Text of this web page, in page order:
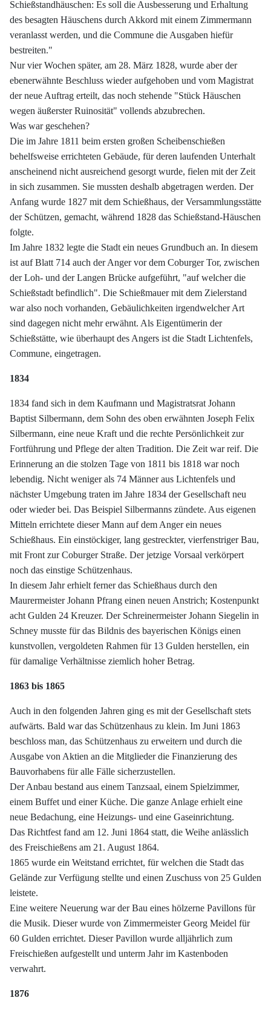
Schießstandhäuschen: Es soll die Ausbesserung und Erhaltung
des besagten Häuschens durch Akkord mit einem Zimmermann
veranlasst werden, und die Commune die Ausgaben hiefür
bestreiten."
Nur vier Wochen später, am 28. März 1828, wurde aber der
ebenerwähnte Beschluss wieder aufgehoben und vom Magistrat
der neue Auftrag erteilt, das noch stehende "Stück Häuschen
wegen äußerster Ruinosität" vollends abzubrechen.
Was war geschehen?
Die im Jahre 1811 beim ersten großen Scheibenschießen
behelfsweise errichteten Gebäude, für deren laufenden Unterhalt
anscheinend nicht ausreichend gesorgt wurde, fielen mit der Zeit
in sich zusammen. Sie mussten deshalb abgetragen werden. Der
Anfang wurde 1827 mit dem Schießhaus, der Versammlungsstätte
der Schützen, gemacht, während 1828 das Schießstand-Häuschen
folgte.
Im Jahre 1832 legte die Stadt ein neues Grundbuch an. In diesem
ist auf Blatt 714 auch der Anger vor dem Coburger Tor, zwischen
der Loh- und der Langen Brücke aufgeführt, "auf welcher die
Schießstadt befindlich". Die Schießmauer mit dem Zielerstand
war also noch vorhanden, Gebäulichkeiten irgendwelcher Art
sind dagegen nicht mehr erwähnt. Als Eigentümerin der
Schießstätte, wie überhaupt des Angers ist die Stadt Lichtenfels,
Commune, eingetragen.
1834
1834 fand sich in dem Kaufmann und Magistratsrat Johann
Baptist Silbermann, dem Sohn des oben erwähnten Joseph Felix
Silbermann, eine neue Kraft und die rechte Persönlichkeit zur
Fortführung und Pflege der alten Tradition. Die Zeit war reif. Die
Erinnerung an die stolzen Tage von 1811 bis 1818 war noch
lebendig. Nicht weniger als 74 Männer aus Lichtenfels und
nächster Umgebung traten im Jahre 1834 der Gesellschaft neu
oder wieder bei. Das Beispiel Silbermanns zündete. Aus eigenen
Mitteln errichtete dieser Mann auf dem Anger ein neues
Schießhaus. Ein einstöckiger, lang gestreckter, vierfenstriger Bau,
mit Front zur Coburger Straße. Der jetzige Vorsaal verkörpert
noch das einstige Schützenhaus.
In diesem Jahr erhielt ferner das Schießhaus durch den
Maurermeister Johann Pfrang einen neuen Anstrich; Kostenpunkt
acht Gulden 24 Kreuzer. Der Schreinermeister Johann Siegelin in
Schney musste für das Bildnis des bayerischen Königs einen
kunstvollen, vergoldeten Rahmen für 13 Gulden herstellen, ein
für damalige Verhältnisse ziemlich hoher Betrag.
1863 bis 1865
Auch in den folgenden Jahren ging es mit der Gesellschaft stets
aufwärts. Bald war das Schützenhaus zu klein. Im Juni 1863
beschloss man, das Schützenhaus zu erweitern und durch die
Ausgabe von Aktien an die Mitglieder die Finanzierung des
Bauvorhabens für alle Fälle sicherzustellen.
Der Anbau bestand aus einem Tanzsaal, einem Spielzimmer,
einem Buffet und einer Küche. Die ganze Anlage erhielt eine
neue Bedachung, eine Heizungs- und eine Gaseinrichtung.
Das Richtfest fand am 12. Juni 1864 statt, die Weihe anlässlich
des Freischießens am 21. August 1864.
1865 wurde ein Weitstand errichtet, für welchen die Stadt das
Gelände zur Verfügung stellte und einen Zuschuss von 25 Gulden
leistete.
Eine weitere Neuerung war der Bau eines hölzerne Pavillons für
die Musik. Dieser wurde von Zimmermeister Georg Meidel für
60 Gulden errichtet. Dieser Pavillon wurde alljährlich zum
Freischießen aufgestellt und unterm Jahr im Kastenboden
verwahrt.
1876